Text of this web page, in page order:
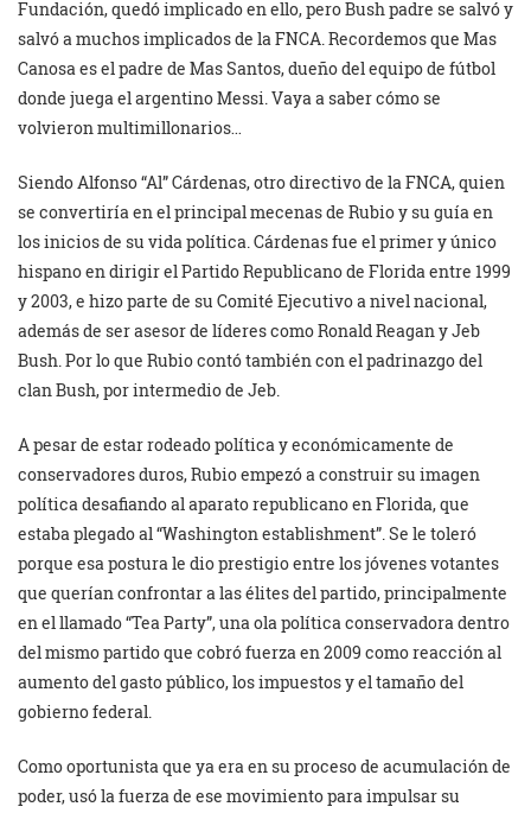
Fundación, quedó implicado en ello, pero Bush padre se salvó y
salvó a muchos implicados de la FNCA. Recordemos que Mas
Canosa es el padre de Mas Santos, dueño del equipo de fútbol
donde juega el argentino Messi. Vaya a saber cómo se
volvieron multimillonarios…
Siendo Alfonso “Al” Cárdenas, otro directivo de la FNCA, quien
se convertiría en el principal mecenas de Rubio y su guía en
los inicios de su vida política. Cárdenas fue el primer y único
hispano en dirigir el Partido Republicano de Florida entre 1999
y 2003, e hizo parte de su Comité Ejecutivo a nivel nacional,
además de ser asesor de líderes como Ronald Reagan y Jeb
Bush. Por lo que Rubio contó también con el padrinazgo del
clan Bush, por intermedio de Jeb.
A pesar de estar rodeado política y económicamente de
conservadores duros, Rubio empezó a construir su imagen
política desafiando al aparato republicano en Florida, que
estaba plegado al “Washington establishment”. Se le toleró
porque esa postura le dio prestigio entre los jóvenes votantes
que querían confrontar a las élites del partido, principalmente
en el llamado “Tea Party”, una ola política conservadora dentro
del mismo partido que cobró fuerza en 2009 como reacción al
aumento del gasto público, los impuestos y el tamaño del
gobierno federal.
Como oportunista que ya era en su proceso de acumulación de
poder, usó la fuerza de ese movimiento para impulsar su